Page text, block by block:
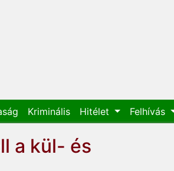
Kriminális Hitélet Felhívás
a kül- és